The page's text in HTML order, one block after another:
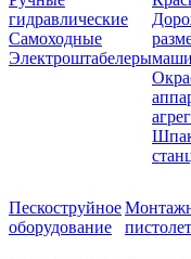
гидравлические
Самоходные
Электроштабелеры
Пескоструйное
оборудование